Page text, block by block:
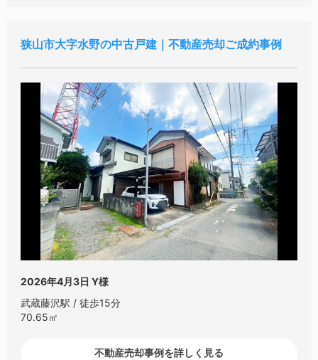
狭山市大字水野の中古戸建｜不動産売却ご成約事例
2026年4月3日 Y様
武蔵藤沢駅 / 徒歩15分
70.65㎡
不動産売却事例を詳しく見る